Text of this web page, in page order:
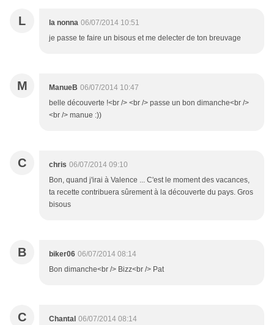
L la nonna 06/07/2014 10:51
je passe te faire un bisous et me delecter de ton breuvage
M ManueB 06/07/2014 10:47
belle découverte !<br /> <br /> passe un bon dimanche<br />
<br /> manue :))
C chris 06/07/2014 09:10
Bon, quand j'irai à Valence ... C'est le moment des vacances,
ta recette contribuera sûrement à la découverte du pays. Gros
bisous
B biker06 06/07/2014 08:14
Bon dimanche<br /> Bizz<br /> Pat
C Chantal 06/07/2014 08:14